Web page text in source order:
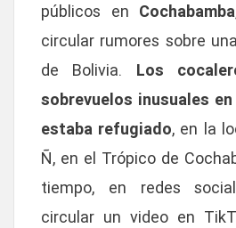
públicos en Cochabamba
circular rumores sobre
de Bolivia.
Los
sobrevuelos inusuales
estaba refugiado, en la
Ñ, en el Trópico de
tiempo, en redes
circular un video en